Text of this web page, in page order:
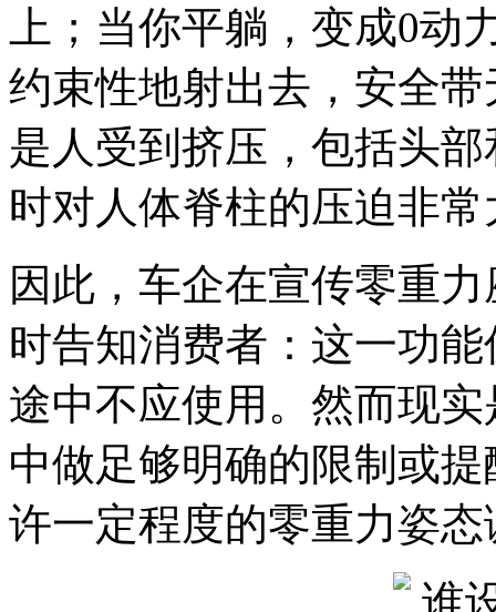
上；当你平躺，变成0
约束性地射出去，安全
是人受到挤压，包括头
时对人体脊柱的压迫非常
因此，车企在宣传零重
时告知消费者：这一功
途中不应使用。然而现
中做足够明确的限制或
许一定程度的零重力姿态